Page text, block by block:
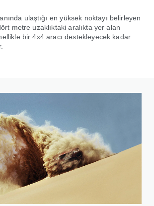
ulaştığı en yüksek noktayı belirleyen
metre uzaklıktaki aralıkta yer alan
bir 4x4 aracı destekleyecek kadar